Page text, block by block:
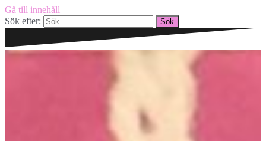
Gå till innehåll
Sök efter: